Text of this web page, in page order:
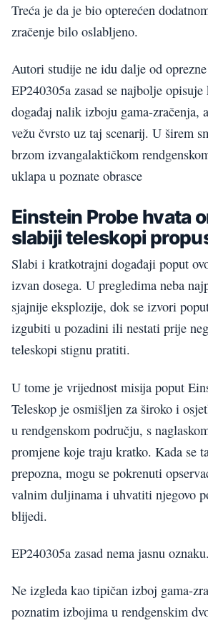
Treća je da je bio opterećen
zračenje bilo oslabljeno.
Autori studije ne idu dalje od
EP240305a zasad se najbolje opisuje
događaj nalik izboju gama-zračenja,
vežu čvrsto uz taj scenarij. U širem
brzom izvangalaktičkom
uklapa u poznate obrasce
Einstein Probe hvata
slabiji teleskopi
Slabi i kratkotrajni događaji poput
izvan dosega. U pregledima neba
sjajnije eksplozije, dok se izvori
izgubiti u pozadini ili nestati prije
teleskopi stignu pratiti.
U tome je vrijednost misija poput
Teleskop je osmišljen za široko i
u rendgenskom području, s
promjene koje traju kratko. Kada se
prepozna, mogu se pokrenuti
valnim duljinama i uhvatiti njegovo
blijedi.
EP240305a zasad nema jasnu oznaku.
Ne izgleda kao tipičan izboj gama-
poznatim izbojima u rendgenskim